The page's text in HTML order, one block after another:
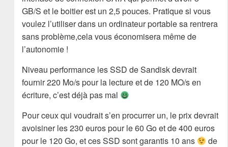
GB/S et le boitier est un 2,5 pouces. Pratique si vous
voulez l’utiliser dans un ordinateur portable sa rentrera
sans problème,cela vous économisera même de
l’autonomie !
Niveau performance les SSD de Sandisk devrait
fournir 220 Mo/s pour la lecture et de 120 MO/s en
écriture, c’est déjà pas mal
Pour ceux qui voudrait s’en procurrer un, le prix devrait
avoisiner les 230 euros pour le 60 Go et de 400 euros
pour le 120 Go, et ces SSD sont garantis 10 ans
de